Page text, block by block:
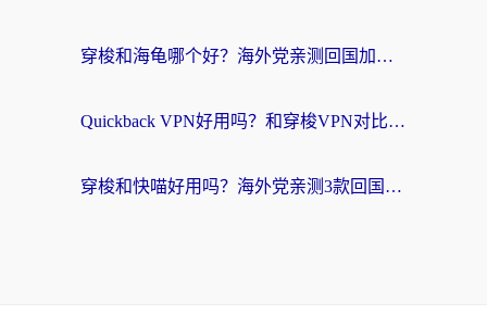
穿梭和海龟哪个好？海外党亲测回国加速器，附电脑免费VPN推荐
Quickback VPN好用吗？和穿梭VPN对比哪个回国效果更好？海外党必看的真实测评与选择指南
穿梭和快喵好用吗？海外党亲测3款回国加速器，附日本回国VPN避坑指南